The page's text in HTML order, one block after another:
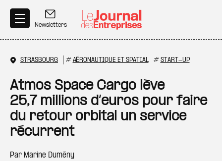
Newsletters
STRASBOURG # AÉRONAUTIQUE ET SPATIAL # START-UP
Atmos Space Cargo lève
25,7 millions d’euros pour faire
du retour orbital un service
récurrent
Par Marine Dumény